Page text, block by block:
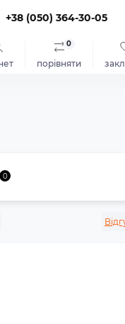
+38 (050) 364-30-05
порівняти
0
0